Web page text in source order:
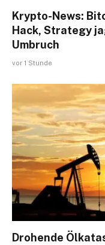
Krypto-News:
Hack, Strategy
Umbruch
vor 1 Stunde
Drohende